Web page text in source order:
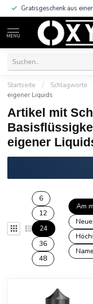
Gratisgeschenk aus
MENU
Startseite / Schlagworte
eigener Liquids
Artikel mit
eigener
6
12
24
36
48
Am